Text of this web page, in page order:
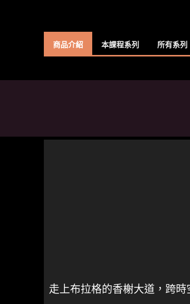
商品介紹 本課程系列 所有系列
走上布拉格的香榭大道，跨